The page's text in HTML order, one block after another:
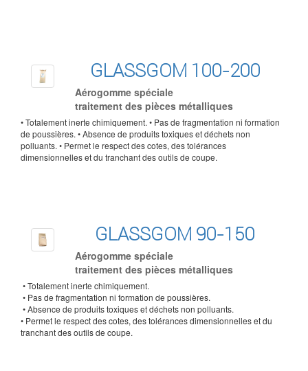
GLASSGOM 100-200
Aérogomme spéciale
traitement des pièces métalliques
• Totalement inerte chimiquement. • Pas de fragmentation ni formation
de poussières. • Absence de produits toxiques et déchets non
polluants. • Permet le respect des cotes, des tolérances
dimensionnelles et du tranchant des outils de coupe.
GLASSGOM 90-150
Aérogomme spéciale
traitement des pièces métalliques
• Totalement inerte chimiquement.
• Pas de fragmentation ni formation de poussières.
• Absence de produits toxiques et déchets non polluants.
• Permet le respect des cotes, des tolérances dimensionnelles et du
tranchant des outils de coupe.